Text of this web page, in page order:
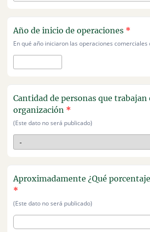
Año de inicio de operaciones *
En qué año iniciaron las operaciones comerciales
Cantidad de personas que trabajan
organización *
(Este dato no será publicado)
Aproximadamente ¿Qué
*
(Este dato no será publicado)